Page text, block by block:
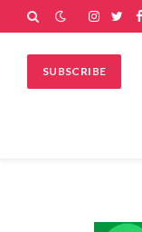
فيسبوك
تويترالانستغرام
SUBSCRIBE